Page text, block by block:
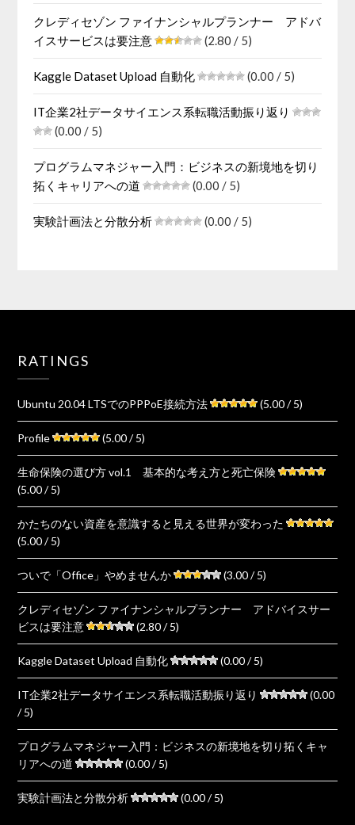
クレディセゾン ファイナンシャルプランナー アドバ
イスサービスは要注意
(2.80 / 5)
Kaggle Dataset Upload 自動化 (0.00 / 5)
IT企業2社データサイエンス系転職活動振り返り
(0.00 / 5)
プログラムマネジャー入門：ビジネスの新境地を切り
拓くキャリアへの道
(0.00 / 5)
実験計画法と分散分析 (0.00 / 5)
RATINGS
Ubuntu 20.04 LTSでのPPPoE接続方法 (5.00 / 5)
Profile (5.00 / 5)
生命保険の選び方 vol.1 基本的な考え方と死亡保険
(5.00 / 5)
かたちのない資産を意識すると見える世界が変わった
(5.00 / 5)
ついで「Office」やめませんか (3.00 / 5)
クレディセゾン ファイナンシャルプランナー アドバイスサー
ビスは要注意
(2.80 / 5)
Kaggle Dataset Upload 自動化 (0.00 / 5)
IT企業2社データサイエンス系転職活動振り返り
(0.00
/ 5)
プログラムマネジャー入門：ビジネスの新境地を切り拓くキャ
リアへの道
(0.00 / 5)
実験計画法と分散分析 (0.00 / 5)